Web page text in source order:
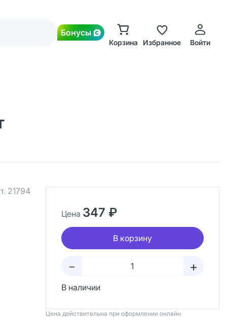
Бонусы
Корзина Избранное Войти
21794
Цена 347 ₽
В корзину
– +
В наличии
Цена действительна при оформлении онлайн